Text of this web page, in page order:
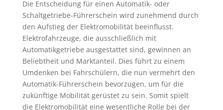
Die Entscheidung für einen Automatik- oder
Schaltgetriebe-Führerschein wird zunehmend durch
den Aufstieg der Elektromobilität beeinflusst.
Elektrofahrzeuge, die ausschließlich mit
Automatikgetriebe ausgestattet sind, gewinnen an
Beliebtheit und Marktanteil. Dies führt zu einem
Umdenken bei Fahrschülern, die nun vermehrt den
Automatik-Führerschein bevorzugen, um für die
zukünftige Mobilität gerüstet zu sein. Somit spielt
die Elektromobilität eine wesentliche Rolle bei der